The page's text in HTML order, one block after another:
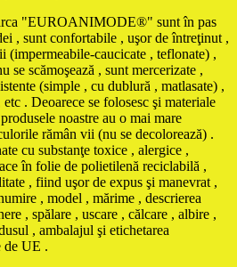
"EUROANIMODE®" sunt în pas
, sunt confortabile , uşor de întreţinut ,
(impermeabile-caucicate , teflonate) ,
se scămoşează , sunt mercerizate ,
(simple , cu dublură , matlasate) ,
. Deoarece se folosesc şi materiale
noastre au o mai mare
rămân vii (nu se decolorează) .
cu substanţe toxice , alergice ,
în folie de polietilenă reciclabilă ,
, fiind uşor de expus şi manevrat ,
, model , mărime , descrierea
, spălare , uscare , călcare , albire ,
, ambalajul şi etichetarea
de UE .